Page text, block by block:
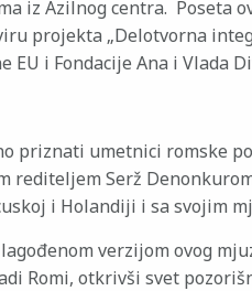
iz Azilnog centra. Poseta
projekta „Delotvorna
i Fondacije Ana i Vlada
priznati umetnici romske
rediteljem Serž
i Holandiji i sa svojim
verzijom ovog
Romi, otkrivši svet